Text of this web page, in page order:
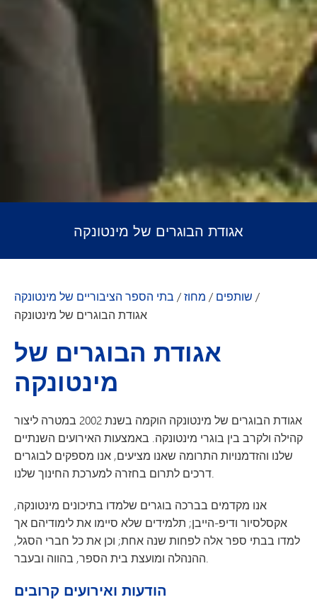
אגודת הבוגרים של מינטונקה
בתי הספר הציבוריים של מינטונקה /מחוז / שותפים /
אגודת הבוגרים של מינטונקה
אגודת הבוגרים של
מינטונקה
אגודת הבוגרים של מינטונקה הוקמה בשנת 2002 במטרה ליצור
קהילה ולקרב בין בוגרי מינטונקה. באמצעות האירועים השנתיים
שלנו והזדמנויות התרומה שאנו מציעים, אנו מספקים לבוגרים
דרכים לתרום בחזרה למערכת החינוך שלנו.
אנו מקדמים בברכה בוגרים שלמדו בתיכונים מינטונקה,
אקסלסיור ודיפ-הייבן; תלמידים שלא סיימו את לימודיהם אך
למדו בבתי ספר אלה לפחות שנה אחת; וכן את כל חברי הסגל,
ההנהלה ומועצת בית הספר, בהווה ובעבר.
הודעות ואירועים קרובים